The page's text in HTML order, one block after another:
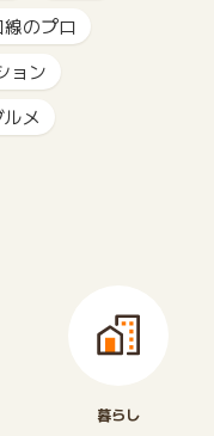
のプロ
ョン
ルメ
暮らし